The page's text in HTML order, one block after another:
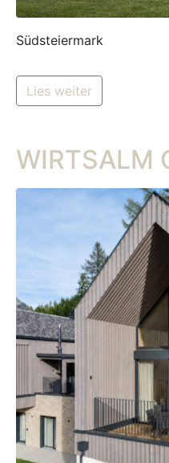
Südsteiermark
Lies weiter
WIRTSALM